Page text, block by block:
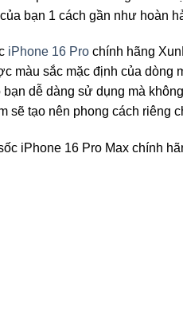
bạn 1 cách gần như hoàn
iPhone 16 Pro chính hãng
màu sắc mặc định của dòng
dễ dàng sử dụng mà
sẽ tạo nên phong cách riêng